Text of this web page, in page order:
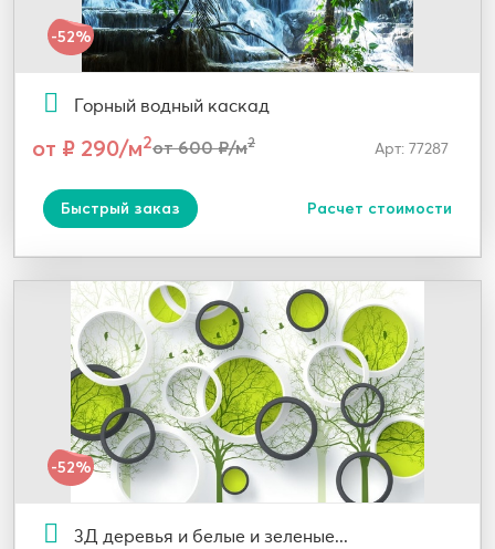
-52%
Горный водный каскад
от ₽ 290/м2от 600 ₽/м2 Арт: 77287
Быстрый заказ Расчет стоимости
-52%
3Д деревья и белые и зеленые...